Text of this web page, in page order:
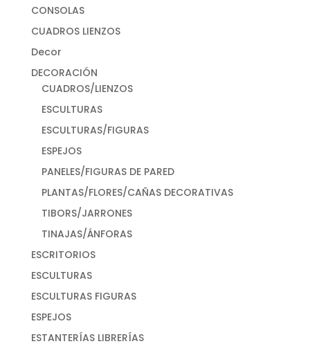
CONSOLAS
CUADROS LIENZOS
Decor
DECORACIÓN
CUADROS/LIENZOS
ESCULTURAS
ESCULTURAS/FIGURAS
ESPEJOS
PANELES/FIGURAS DE PARED
PLANTAS/FLORES/CAÑAS DECORATIVAS
TIBORS/JARRONES
TINAJAS/ÁNFORAS
ESCRITORIOS
ESCULTURAS
ESCULTURAS FIGURAS
ESPEJOS
ESTANTERÍAS LIBRERÍAS